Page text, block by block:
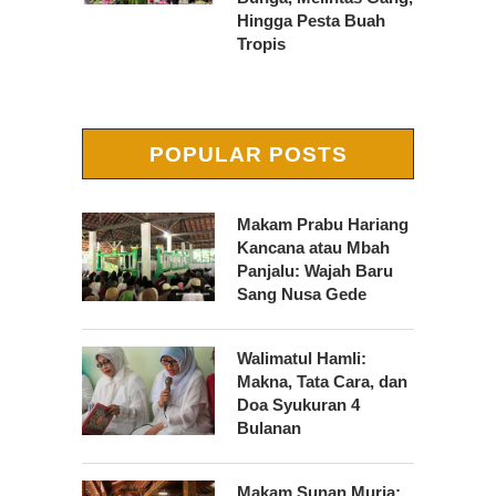
Hingga Pesta Buah
Tropis
POPULAR POSTS
Makam Prabu Hariang
Kancana atau Mbah
Panjalu: Wajah Baru
Sang Nusa Gede
Walimatul Hamli:
Makna, Tata Cara, dan
Doa Syukuran 4
Bulanan